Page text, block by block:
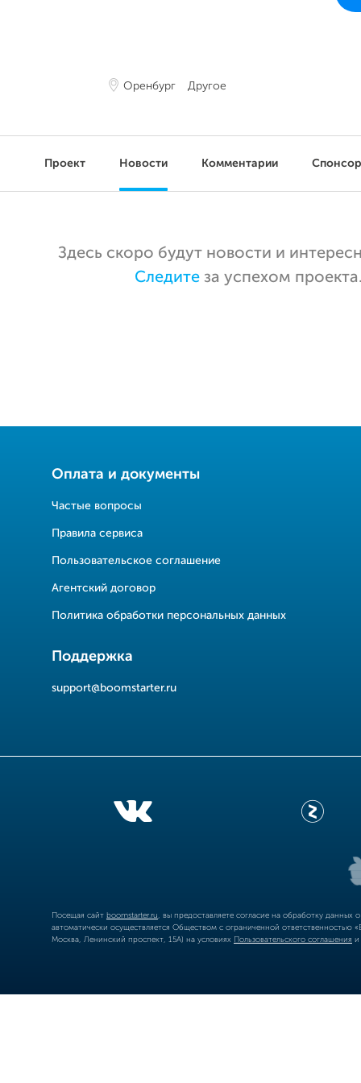
Оренбург Другое
Проект Новости Комментарии
Здесь скоро будут новости и
Следите за успехом
Оплата и документы
Частые вопросы
Правила сервиса
Пользовательское соглашение
Агентский договор
Политика обработки персональных данных
Поддержка
support@boomstarter.ru
Посещая сайт boomstarter.ru , вы предоставляете согласие на обработку
автоматически осуществляется Обществом с ограниченной
Москва, Ленинский проспект, 15А) на условиях Пользовательского соглашения и